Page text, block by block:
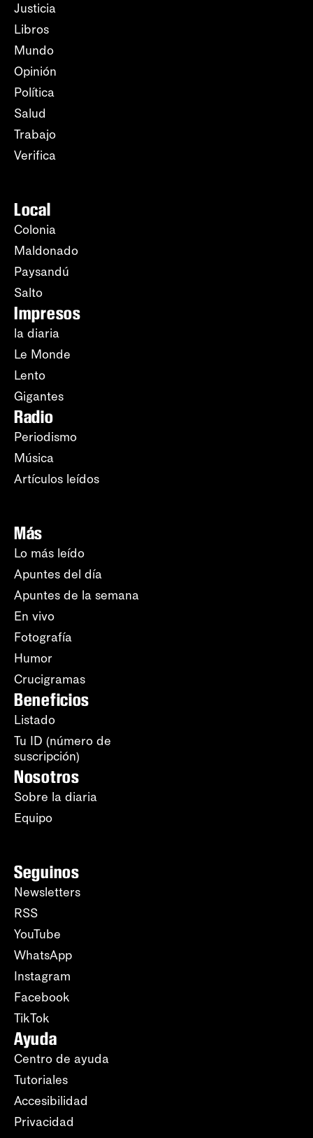
Justicia
Libros
Mundo
Opinión
Política
Salud
Trabajo
Verifica
Local
Colonia
Maldonado
Paysandú
Salto
Impresos
la diaria
Le Monde
Lento
Gigantes
Radio
Periodismo
Música
Artículos leídos
Más
Lo más leído
Apuntes del día
Apuntes de la semana
En vivo
Fotografía
Humor
Crucigramas
Beneficios
Listado
Tu ID (número de
suscripción)
Nosotros
Sobre la diaria
Equipo
Seguinos
Newsletters
RSS
YouTube
WhatsApp
Instagram
Facebook
TikTok
Ayuda
Centro de ayuda
Tutoriales
Accesibilidad
Privacidad